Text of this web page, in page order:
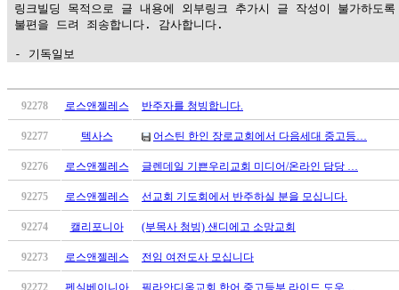
링크빌딩 목적으로 글 내용에 외부링크 추가시 글 작성이 불가하도
불편을 드려 죄송합니다. 감사합니다.
- 기독일보
만
은
꼴
밍
92278 로스앤젤레스 반주자를 청빙합니다.
92277 텍사스 어스틴 한인 장로교회에서 다음세대 중고등…
92276 로스앤젤레스 글렌데일 기쁜우리교회 미디어/온라인 담당 …
92275 로스앤젤레스 선교회 기도회에서 반주하실 분을 모십니다.
92274 캘리포니아 (부목사 청빙) 샌디에고 소망교회
92273 로스앤젤레스 전임 여전도사 모십니다
92272 펜실베이니아 필라안디옥교회 한어 중고등부 라이드 도우…